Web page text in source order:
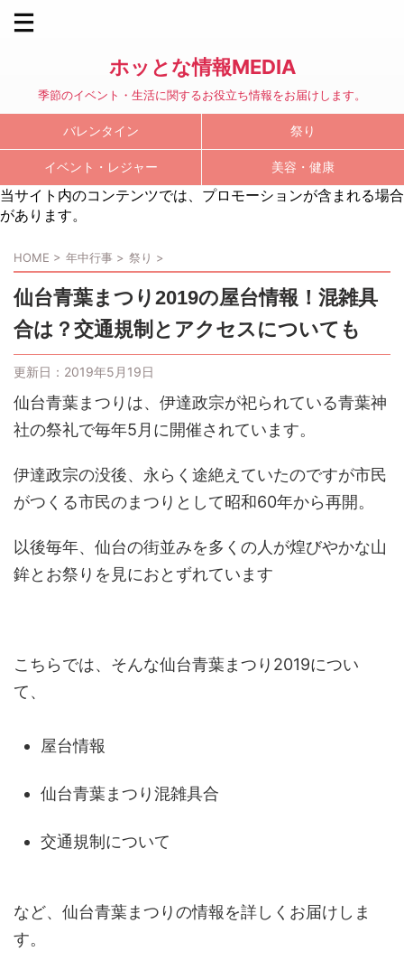
ホッとな情報MEDIA
季節のイベント・生活に関するお役立ち情報をお届けします。
バレンタイン 祭り
イベント・レジャー 美容・健康
当サイト内のコンテンツでは、プロモーションが含まれる場合
があります。
HOME > 年中行事 > 祭り >
仙台青葉まつり2019の屋台情報！混雑具
合は？交通規制とアクセスについても
更新日： 2019年5月19日
仙台青葉まつりは、伊達政宗が祀られている青葉神
社の祭礼で毎年5月に開催されています。
伊達政宗の没後、永らく途絶えていたのですが市民
がつくる市民のまつりとして昭和60年から再開。
以後毎年、仙台の街並みを多くの人が煌びやかな山
鉾とお祭りを見におとずれています
こちらでは、そんな仙台青葉まつり2019につい
て、
屋台情報
仙台青葉まつり混雑具合
交通規制について
など、仙台青葉まつりの情報を詳しくお届けしま
す。